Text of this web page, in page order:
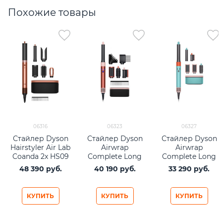
Похожие товары
06316
Стайлер Dyson
Hairstyler Air Lab
Coanda 2x HS09
Straight+Wavy
(2025) Amber Silk
48 390 руб.
КУПИТЬ
06323
Стайлер Dyson
Airwrap
Complete Long
Diffuse HS05
Strawberry
Pink (бронза/
розовый)
40 190 руб.
КУПИТЬ
06327
Стайлер Dyson
Airwrap
Complete Long
HS05 Ceramic
Pop
33 290 руб.
КУПИТЬ